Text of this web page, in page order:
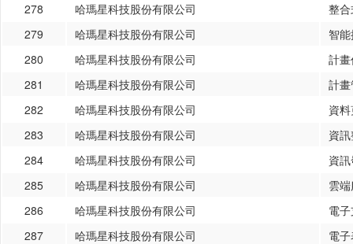
278
哈瑪星科技股份有限公司
整
279
哈瑪星科技股份有限公司
智
280
哈瑪星科技股份有限公司
計
281
哈瑪星科技股份有限公司
計
282
哈瑪星科技股份有限公司
資
283
哈瑪星科技股份有限公司
資
284
哈瑪星科技股份有限公司
資
285
哈瑪星科技股份有限公司
雲
286
哈瑪星科技股份有限公司
電
287
哈瑪星科技股份有限公司
電